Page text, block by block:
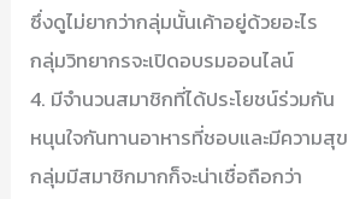
ซึ่งดูไม่ยากว่ากลุ่มนั้นเค้าอยู่ด้วยอะไร
กลุ่มวิทยากรจะเปิดอบรมออนไลน์
4. มีจำนวนสมาชิกที่ได้ประโยชน์ร่วมกัน
หนุนใจกันทานอาหารที่ชอบและมีความสุข
กลุ่มมีสมาชิกมากก็จะน่าเชื่อถือกว่า